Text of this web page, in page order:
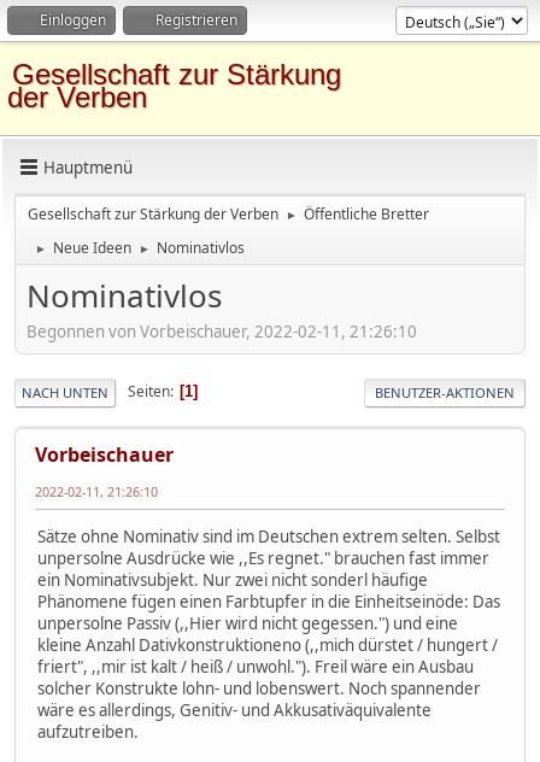
Einloggen Registrieren
Gesellschaft zur Stärkung
der Verben
Hauptmenü
Gesellschaft zur Stärkung der Verben ► Öffentliche Bretter
► Neue Ideen ► Nominativlos
Nominativlos
Begonnen von Vorbeischauer, 2022-02-11, 21:26:10
NACH UNTEN Seiten 1 BENUTZER-AKTIONEN
Vorbeischauer
2022-02-11, 21:26:10
Sätze ohne Nominativ sind im Deutschen extrem selten. Selbst
unpersolne Ausdrücke wie ,,Es regnet." brauchen fast immer
ein Nominativsubjekt. Nur zwei nicht sonderl häufige
Phänomene fügen einen Farbtupfer in die Einheitseinöde: Das
unpersolne Passiv (,,Hier wird nicht gegessen.") und eine
kleine Anzahl Dativkonstruktioneno (,,mich dürstet / hungert /
friert", ,,mir ist kalt / heiß / unwohl."). Freil wäre ein Ausbau
solcher Konstrukte lohn- und lobenswert. Noch spannender
wäre es allerdings, Genitiv- und Akkusativäquivalente
aufzutreiben.